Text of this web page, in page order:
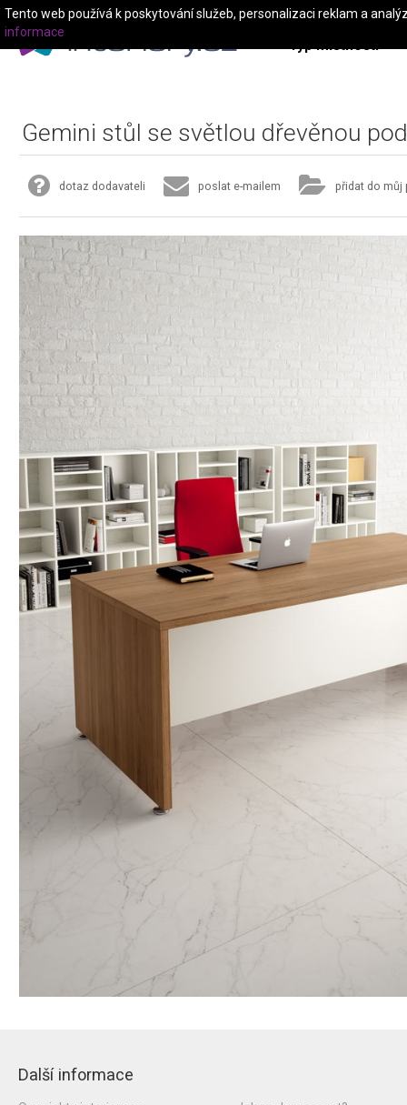
Typ místnosti
Gemini stůl se světlou dřevěnou
dotaz dodavateli poslat e-mailem přidat do můj
Další informace
Tento web používá k poskytování služeb, personalizaci reklam a
informace